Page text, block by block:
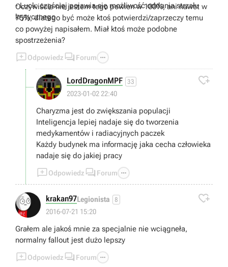
- Luck: częściej pojawia się możliwość oddania strzału
krytycznego
Oczywiście nie jestem tego pewien w 100%, ani nawet w
75%, dlatego być może ktoś potwierdzi/zaprzeczy temu
co powyżej napisałem. Miał ktoś może podobne
spostrzeżenia?
Odpowiedz  Forum 
LordDragonMPF 33
2023-01-02 22:40

Charyzma jest do zwiększania populacji
Inteligencja lepiej nadaje się do tworzenia
medykamentów i radiacyjnych paczek
Każdy budynek ma informację jaka cecha człowieka
nadaje się do jakiej pracy
Odpowiedz  Forum 
krakan97Legionista 8
2016-07-21 15:20

Grałem ale jakoś mnie za specjalnie nie wciągneła,
normalny fallout jest dużo lepszy
Odpowiedz  Forum 